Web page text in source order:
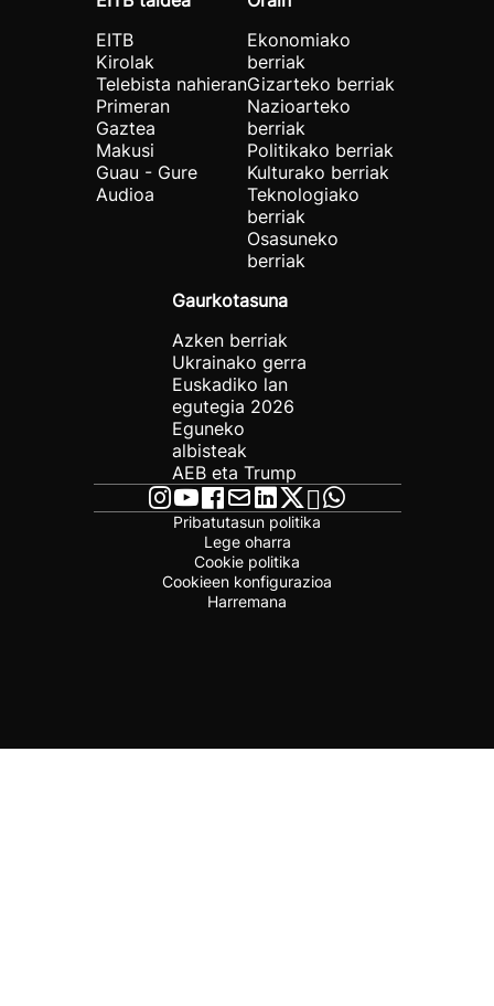
EITB
Kirolak
Telebista nahieran
Primeran
Gaztea
Makusi
Guau - Gure
Audioa
Ekonomiako
berriak
Gizarteko berriak
Nazioarteko
berriak
Politikako berriak
Kulturako berriak
Teknologiako
berriak
Osasuneko
berriak
Gaurkotasuna
Azken berriak
Ukrainako gerra
Euskadiko lan
egutegia 2026
Eguneko
albisteak
AEB eta Trump
Pribatutasun politika
Lege oharra
Cookie politika
Cookieen konfigurazioa
Harremana